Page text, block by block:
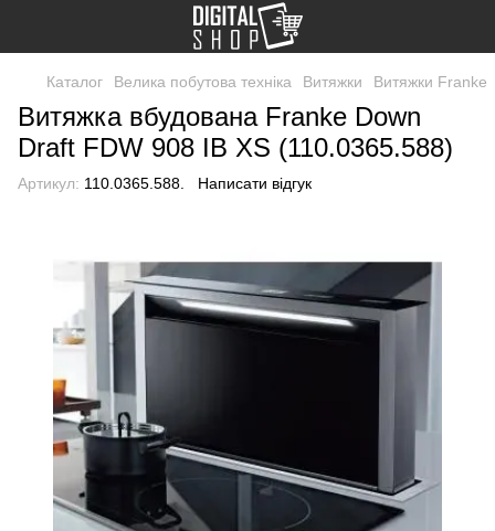
Каталог Велика побутова техніка Витяжки Витяжки Franke
Витяжка вбудована Franke Down
Draft FDW 908 IB XS (110.0365.588)
Артикул: 110.0365.588. Написати відгук